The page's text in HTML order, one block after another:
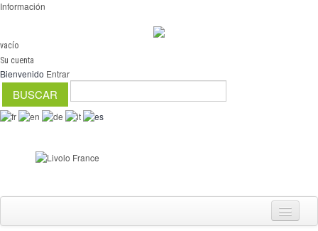
Información
vacío
Su cuenta
Bienvenido Entrar